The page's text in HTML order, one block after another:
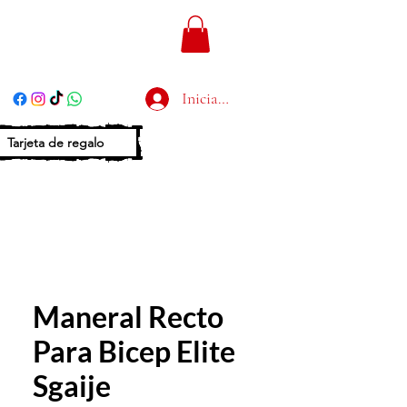
Iniciar sesión
Tarjeta de regalo
Maneral Recto
Para Bicep Elite
Sgaije